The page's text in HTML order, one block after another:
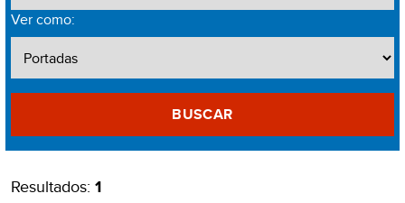
Ver como:
BUSCAR
Resultados: 1